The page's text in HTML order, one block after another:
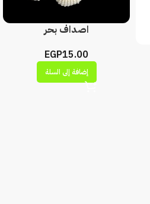
اصداف بحر
EGP15.00
إضافة إلى السلة